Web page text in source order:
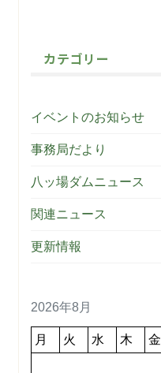
カテゴリー
イベントのお知らせ
事務局だより
八ッ場ダムニュース
関連ニュース
更新情報
2026年8月
月 火 水 木 金